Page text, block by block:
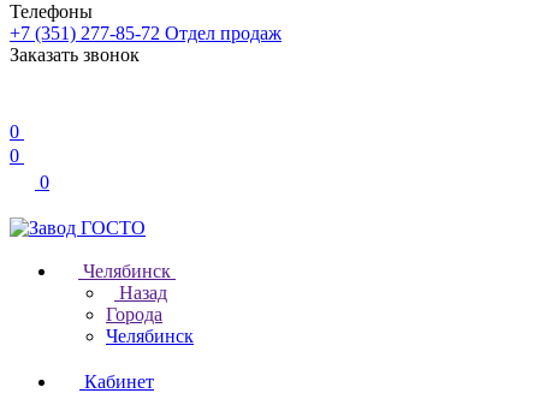
Телефоны
+7 (351) 277-85-72 Отдел продаж
Заказать звонок
0
0
0
Челябинск
Назад
Города
Челябинск
Кабинет